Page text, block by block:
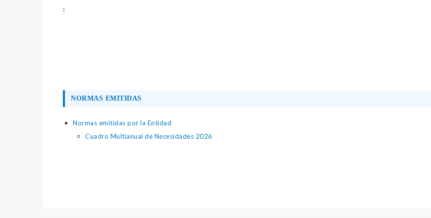
:
NORMAS EMITIDAS
Normas emitidas por la Entidad
Cuadro Multianual de Necesidades 2026